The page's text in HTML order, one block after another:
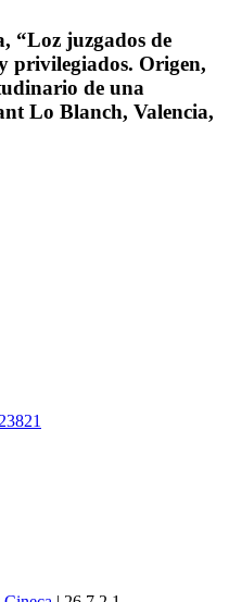
“Loz juzgados de
privilegiados. Origen,
de una
Lo Blanch, Valencia,